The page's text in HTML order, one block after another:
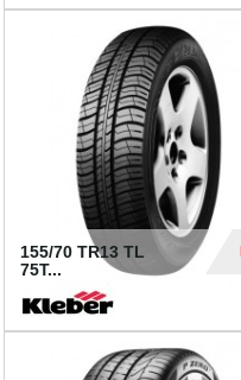
155/70 TR13 TL
75T...